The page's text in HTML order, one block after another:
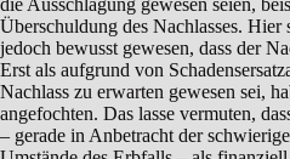
die Ausschlagung gewesen seien,
Überschuldung des Nachlasses. Hier
jedoch bewusst gewesen, dass der
Erst als aufgrund von
Nachlass zu erwarten gewesen sei,
angefochten. Das lasse vermuten,
– gerade in Anbetracht der